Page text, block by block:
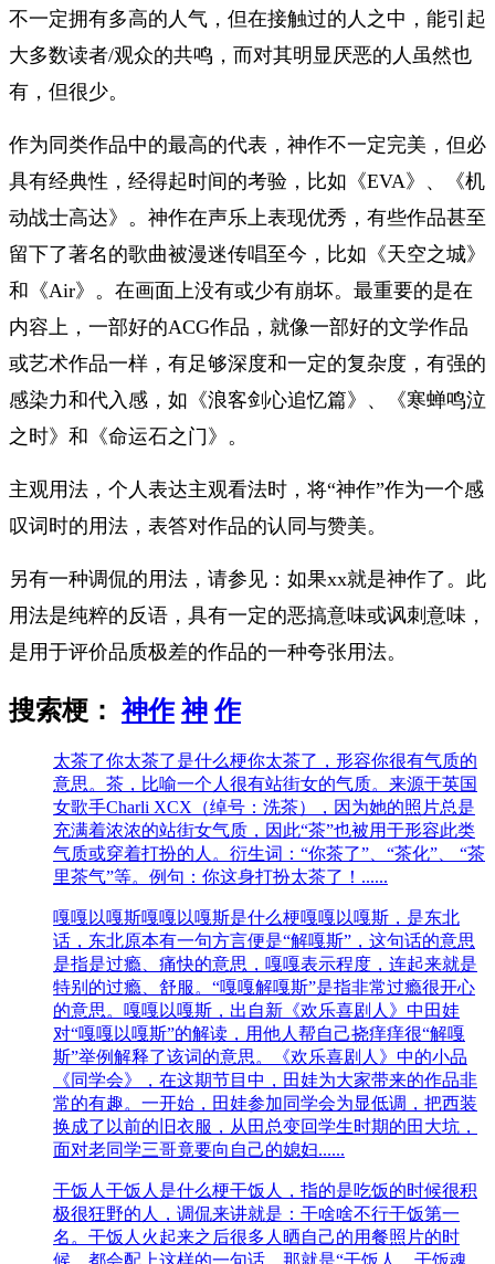
不一定拥有多高的人气，但在接触过的人之中，能引起
大多数读者/观众的共鸣，而对其明显厌恶的人虽然也
有，但很少。
作为同类作品中的最高的代表，神作不一定完美，但必
具有经典性，经得起时间的考验，比如《EVA》、《机
动战士高达》。神作在声乐上表现优秀，有些作品甚至
留下了著名的歌曲被漫迷传唱至今，比如《天空之城》
和《Air》。在画面上没有或少有崩坏。最重要的是在
内容上，一部好的ACG作品，就像一部好的文学作品
或艺术作品一样，有足够深度和一定的复杂度，有强的
感染力和代入感，如《浪客剑心追忆篇》、《寒蝉鸣泣
之时》和《命运石之门》。
主观用法，个人表达主观看法时，将“神作”作为一个感
叹词时的用法，表答对作品的认同与赞美。
另有一种调侃的用法，请参见：如果xx就是神作了。此
用法是纯粹的反语，具有一定的恶搞意味或讽刺意味，
是用于评价品质极差的作品的一种夸张用法。
搜索梗：神作 神 作
太茶了你太茶了是什么梗你太茶了，形容你很有气质的
意思。茶，比喻一个人很有站街女的气质。来源于英国
女歌手Charli XCX（绰号：洗茶），因为她的照片总是
充满着浓浓的站街女气质，因此“茶”也被用于形容此类
气质或穿着打扮的人。衍生词：“你茶了”、“茶化”、 “茶
里茶气”等。例句：你这身打扮太茶了！......
嘎嘎以嘎斯嘎嘎以嘎斯是什么梗嘎嘎以嘎斯，是东北
话，东北原本有一句方言便是“解嘎斯”，这句话的意思
是指是过瘾、痛快的意思，嘎嘎表示程度，连起来就是
特别的过瘾、舒服。“嘎嘎解嘎斯”是指非常过瘾很开心
的意思。嘎嘎以嘎斯，出自新《欢乐喜剧人》中田娃
对“嘎嘎以嘎斯”的解读，用他人帮自己挠痒痒很“解嘎
斯”举例解释了该词的意思。《欢乐喜剧人》中的小品
《同学会》，在这期节目中，田娃为大家带来的作品非
常的有趣。一开始，田娃参加同学会为显低调，把西装
换成了以前的旧衣服，从田总变回学生时期的田大坑，
面对老同学三哥竟要向自己的媳妇......
干饭人 干饭人是什么梗干饭人，指的是吃饭的时候很积
极很狂野的人，调侃来讲就是：干啥啥不行干饭第一
名。干饭人火起来之后很多人晒自己的用餐照片的时
候，都会配上这样的一句话，那就是“干饭人，干饭魂，